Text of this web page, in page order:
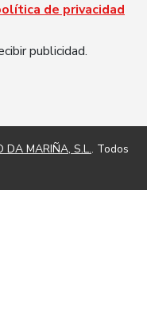
de privacidad
publicidad.
DA MARIÑA, S.L.. Todos